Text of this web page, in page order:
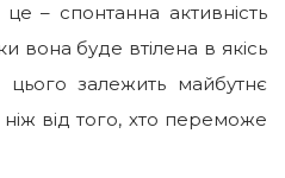
– спонтанна активність
вона буде втілена в якісь
цього залежить майбутнє
ніж від того, хто переможе